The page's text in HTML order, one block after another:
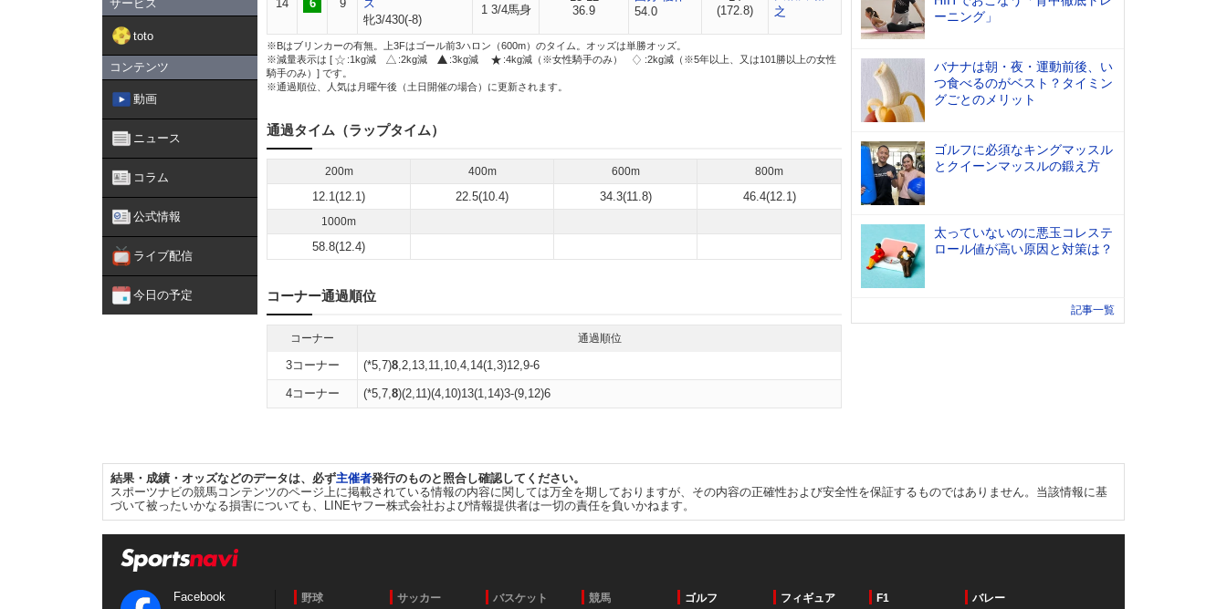
サービス
toto
コンテンツ
動画
ニュース
コラム
公式情報
ライブ配信
今日の予定
14 6 9
ス
牝3/430(-8)
1 3/4馬身
36.9
54.0
(172.8)
之
※Bはブリンカーの有無。上3Fはゴール前3ハロン（600m）のタイム。オッズは単勝オッズ。
※減量表示は [
:1kg減 :2kg減 :3kg減 :4kg減（※女性騎手のみ）
:2kg減（※5年以上、又は101勝以上の女性
騎手のみ）] です。
※通過順位、人気は月曜午後（土日開催の場合）に更新されます。
通過タイム（ラップタイム）
200m 400m 600m 800m
12.1(12.1) 22.5(10.4) 34.3(11.8) 46.4(12.1)
1000m
58.8(12.4)
コーナー通過順位
コーナー 通過順位
3コーナー (*5,7)8,2,13,11,10,4,14(1,3)12,9-6
4コーナー (*5,7,8)(2,11)(4,10)13(1,14)3-(9,12)6
ーニング」
バナナは朝・夜・運動前後、い
つ食べるのがベスト？タイミン
グごとのメリット
ゴルフに必須なキングマッスル
とクイーンマッスルの鍛え方
太っていないのに悪玉コレステ
ロール値が高い原因と対策は？
記事一覧
結果・成績・オッズなどのデータは、必ず主催者発行のものと照合し確認してください。
スポーツナビの競馬コンテンツのページ上に掲載されている情報の内容に関しては万全を期しておりますが、その内容の正確性および安全性を保証するものではありません。当該情報に基
づいて被ったいかなる損害についても、LINEヤフー株式会社および情報提供者は一切の責任を負いかねます。
Facebook 野球 サッカー バスケット 競馬 ゴルフ フィギュア F1 バレー